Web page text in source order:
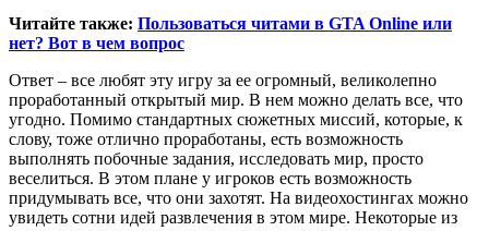
Читайте также: Пользоваться читами в GTA Online или
нет? Вот в чем вопрос
Ответ – все любят эту игру за ее огромный, великолепно
проработанный открытый мир. В нем можно делать все, что
угодно. Помимо стандартных сюжетных миссий, которые, к
слову, тоже отлично проработаны, есть возможность
выполнять побочные задания, исследовать мир, просто
веселиться. В этом плане у игроков есть возможность
придумывать все, что они захотят. На видеохостингах можно
увидеть сотни идей развлечения в этом мире. Некоторые из